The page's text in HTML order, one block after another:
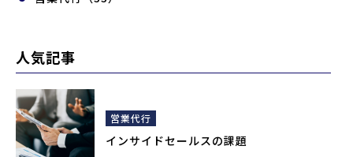
人気記事
営業代行
インサイドセールスの課題